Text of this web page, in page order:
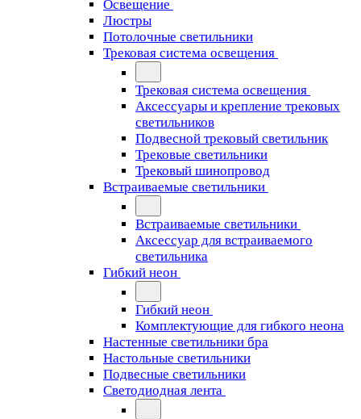
Освещение
Люстры
Потолочные светильники
Трековая система освещения
Трековая система освещения
Аксессуары и крепление трековых
светильников
Подвесной трековый светильник
Трековые светильники
Трековый шинопровод
Встраиваемые светильники
Встраиваемые светильники
Аксессуар для встраиваемого
светильника
Гибкий неон
Гибкий неон
Комплектующие для гибкого неона
Настенные светильники бра
Настольные светильники
Подвесные светильники
Светодиодная лента